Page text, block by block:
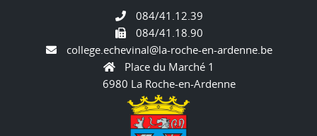
084/41.12.39
084/41.18.90
college.echevinal@la-roche-en-ardenne.be
Place du Marché 1
6980 La Roche-en-Ardenne